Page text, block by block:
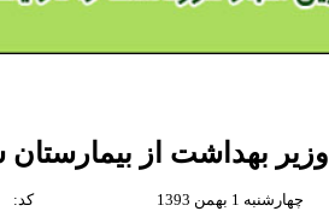
وزیر بهداشت از
:كد چهارشنبه 1 بهمن 1393